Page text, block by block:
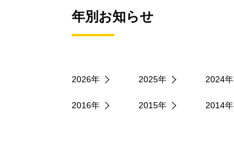
年別お知らせ
2026年 2025年 2024年
2016年 2015年 2014年